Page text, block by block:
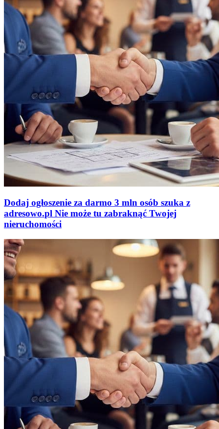
Dodaj ogłoszenie za darmo 3 mln osób szuka z
adresowo.pl Nie może tu zabraknąć Twojej
nieruchomości